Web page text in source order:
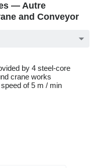
— Autre
and Conveyor
by 4 steel-core
crane works
of 5 m / min